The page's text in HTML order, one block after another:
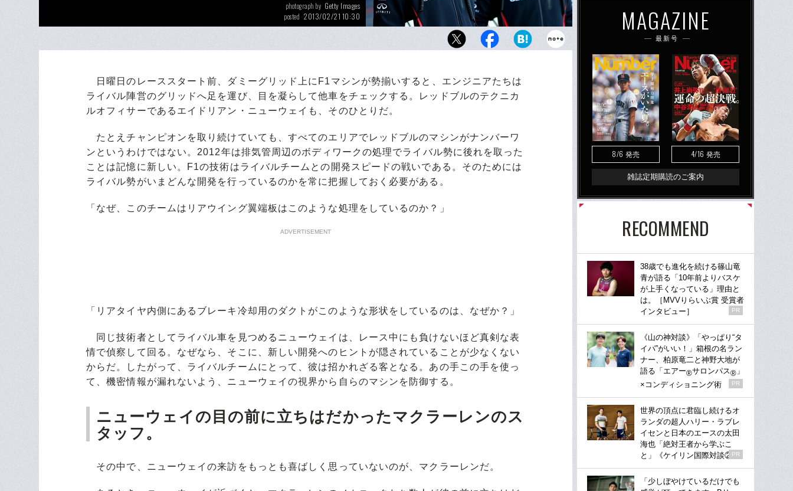
photograph by Getty Images
posted 2013/02/21 10:30
スペインのへレスで繰り返されるテストを見つめるエイド
日曜日のレーススタート前、ダミーグリッド上にF1マシンが勢揃いすると、エンジニアたちは
ライバル陣営のグリッドへ足を運び、目を凝らして他車をチェックする。レッドブルのテクニカ
ルオフィサーであるエイドリアン・ニューウェイも、そのひとりだ。
たとえチャンピオンを取り続けていても、すべてのエリアでレッドブルのマシンがナンバーワ
ンというわけではない。2012年は排気管周辺のボディワークの処理でライバル勢に後れを取った
ことは記憶に新しい。F1の技術はライバルチームとの開発スピードの戦いである。そのためには
ライバル勢がいまどんな開発を行っているのかを常に把握しておく必要がある。
「なぜ、このチームはリアウイング翼端板はこのような処理をしているのか？」
ADVERTISEMENT
「リアタイヤ内側にあるブレーキ冷却用のダクトがこのような形状をしているのは、なぜか？」
同じ技術者としてライバル車を見つめるニューウェイは、レース中にも負けないほど真剣な表
情で偵察して回る。なぜなら、そこに、新しい開発へのヒントが隠されていることが少なくない
からだ。したがって、ライバルチームにとって、彼は招かれざる客となる。あの手この手を使っ
て、機密情報が漏れないよう、ニューウェイの視界から自らのマシンを防御する。
ニューウェイの目の前に立ちはだかったマクラーレンのス
タッフ。
その中で、ニューウェイの来訪をもっとも喜ばしく思っていないのが、マクラーレンだ。
MAGAZINE
最新号
8/6 発売 4/16 発売
雑誌定期購読のご案内
RECOMMEND
38歳でも進化を続ける篠山竜
青が語る「10年前よりバスケ
が上手くなっている」理由と
は。［MVVりらいぶ賞 受賞者
インタビュー］
PR
《山の神対談》「やっぱり“タ
イパ”がいい！」箱根の名ラン
ナー、柏原竜二と神野大地が
語る「エアー®サロンパス® 」
×コンディショニング術
PR
世界の頂点に君臨し続けるオ
ランダの超人ハリー・ラブレ
イセンと日本のエースの太田
海也「絶対王者から学ぶこ
と」《ケイリン国際対談②》
PR
「少しぼやけているだけでも